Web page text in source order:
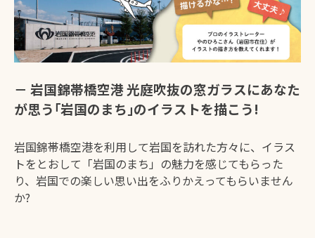
運営者情報
サイトポリシー
－ 岩国錦帯橋空港 光庭吹抜の窓ガラスにあなた
が思う｢岩国のまち｣のイラストを描こう!
岩国錦帯橋空港を利用して岩国を訪れた方々に、イラス
トをとおして「岩国のまち」の魅力を感じてもらった
り、岩国での楽しい思い出をふりかえってもらいません
か?